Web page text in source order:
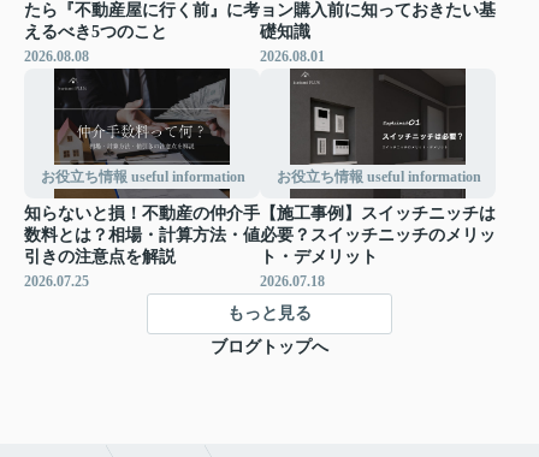
たら『不動産屋に行く前』に考
えるべき5つのこと
2026.08.08
ョン購入前に知っておきたい基
礎知識
2026.08.01
お役立ち情報 useful information
知らないと損！不動産の仲介手
数料とは？相場・計算方法・値
引きの注意点を解説
2026.07.25
お役立ち情報 useful information
【施工事例】スイッチニッチは
必要？スイッチニッチのメリッ
ト・デメリット
2026.07.18
もっと見る
ブログトップへ